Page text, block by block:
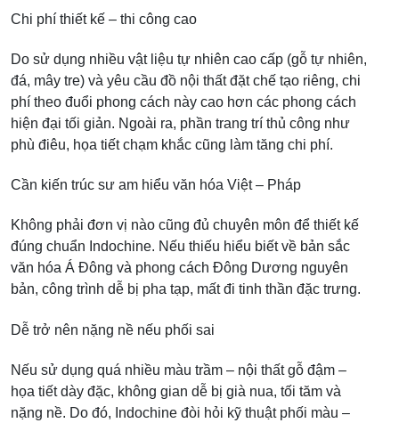
Chi phí thiết kế – thi công cao
Do sử dụng nhiều vật liệu tự nhiên cao cấp (gỗ tự nhiên,
đá, mây tre) và yêu cầu đồ nội thất đặt chế tạo riêng, chi
phí theo đuổi phong cách này cao hơn các phong cách
hiện đại tối giản. Ngoài ra, phần trang trí thủ công như
phù điêu, họa tiết chạm khắc cũng làm tăng chi phí.
Cần kiến trúc sư am hiểu văn hóa Việt – Pháp
Không phải đơn vị nào cũng đủ chuyên môn để thiết kế
đúng chuẩn Indochine. Nếu thiếu hiểu biết về bản sắc
văn hóa Á Đông và phong cách Đông Dương nguyên
bản, công trình dễ bị pha tạp, mất đi tinh thần đặc trưng.
Dễ trở nên nặng nề nếu phối sai
Nếu sử dụng quá nhiều màu trầm – nội thất gỗ đậm –
họa tiết dày đặc, không gian dễ bị già nua, tối tăm và
nặng nề. Do đó, Indochine đòi hỏi kỹ thuật phối màu –